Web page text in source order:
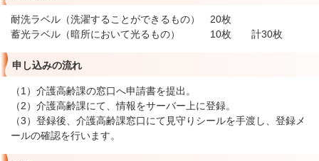
耐洗ラベル（洗濯することができるもの） 20枚
蓄光ラベル（暗所において光るもの） 10枚 計30枚
申し込みの流れ
（1）介護高齢課の窓口へ申請書を提出。
（2）介護高齢課にて、情報をサーバー上に登録。
（3）登録後、介護高齢課窓口にて見守りシールを手渡し、登録メ
ールの確認を行います。